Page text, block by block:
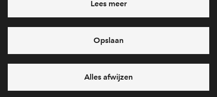
Heb je een vraag en wil je direct antwoord? Bel ons op088
712 27 31
vandaag van 10:00 - 13:00 uur